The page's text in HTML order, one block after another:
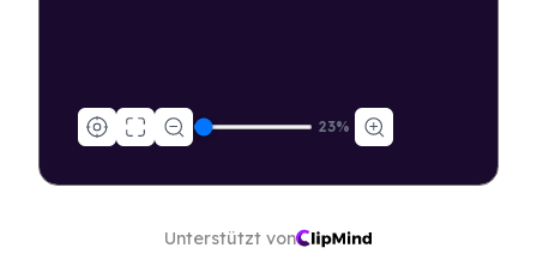
23%
Unterstützt von